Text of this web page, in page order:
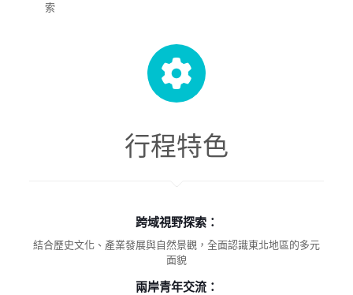
索
行程特色
跨域視野探索：
結合歷史文化、產業發展與自然景觀，全面認識東北地區的多元
面貌
兩岸青年交流：